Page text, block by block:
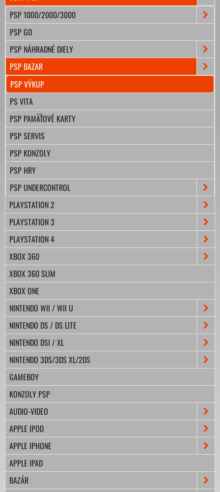
PSP 1000/2000/3000
PSP GO
PSP NÁHRADNÉ DIELY
PSP BAZAR
PSP VÝKUP
PS VITA
PSP PAMÄŤOVÉ KARTY
PSP SERVIS
PSP KONZOLY
PSP HRY
PSP UNDERCONTROL
PLAYSTATION 2
PLAYSTATION 3
PLAYSTATION 4
XBOX 360
XBOX 360 SLIM
XBOX ONE
NINTENDO WII / WII U
NINTENDO DS / DS LITE
NINTENDO DSI / XL
NINTENDO 3DS/3DS XL/2DS
GAMEBOY
KONZOLY PSP
AUDIO-VIDEO
APPLE IPOD
APPLE IPHONE
APPLE IPAD
BAZÁR